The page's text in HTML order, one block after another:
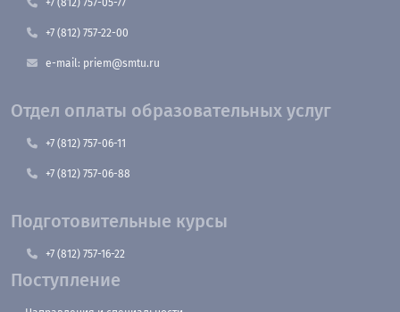
+7 (812) 757-22-00
e-mail: priem@smtu.ru
Отдел оплаты образовательных услуг
+7 (812) 757-06-11
+7 (812) 757-06-88
Подготовительные курсы
+7 (812) 757-16-22
Поступление